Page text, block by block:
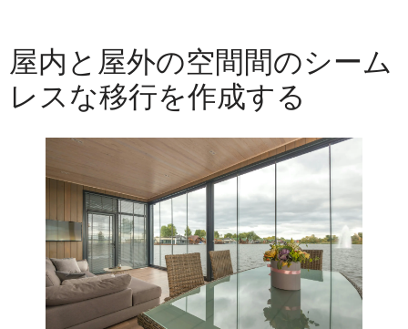
屋内と屋外の空間間のシーム
レスな移行を作成する